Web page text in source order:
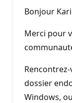
Bonjour
Merci pour
dossier
Windows,